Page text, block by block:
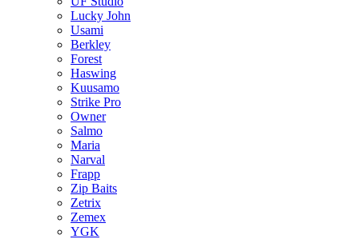
Lucky John
Usami
Berkley
Forest
Haswing
Kuusamo
Strike Pro
Owner
Salmo
Maria
Narval
Frapp
Zip Baits
Zetrix
Zemex
YGK